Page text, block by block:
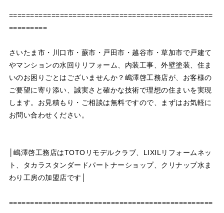
================================================
=========
さいたま市・川口市・蕨市・戸田市・越谷市・草加市で戸建て
やマンションの水回りリフォーム、内装工事、外壁塗装、住ま
いのお困りごとはございませんか？嶋澤啓工務店が、お客様の
ご要望に寄り添い、誠実さと確かな技術で理想の住まいを実現
します。お見積もり・ご相談は無料ですので、まずはお気軽に
お問い合わせください。
│嶋澤啓工務店はTOTOリモデルクラブ、LIXILリフォームネッ
ト、タカラスタンダードパートナーショップ、クリナップ水ま
わり工房の加盟店です│
================================================